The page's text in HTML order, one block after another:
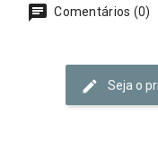
Comentários (0)
Seja o